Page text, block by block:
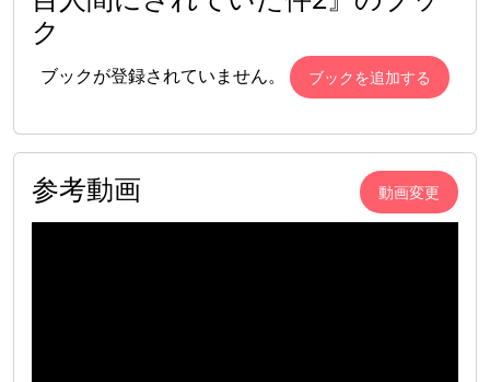
ク
ブックが登録されていません。 ブックを追加する
参考動画 動画変更